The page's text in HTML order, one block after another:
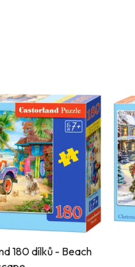
180 dílků - Beach